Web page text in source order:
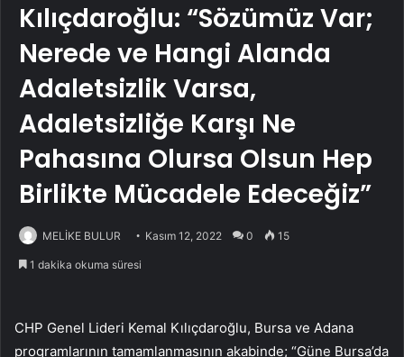
Kılıçdaroğlu: “Sözümüz Var;
Nerede ve Hangi Alanda
Adaletsizlik Varsa,
Adaletsizliğe Karşı Ne
Pahasına Olursa Olsun Hep
Birlikte Mücadele Edeceğiz”
MELİKE BULUR Kasım 12, 2022 0 15
1 dakika okuma süresi
CHP Genel Lideri Kemal Kılıçdaroğlu, Bursa ve Adana
programlarının tamamlanmasının akabinde; “Güne Bursa’da